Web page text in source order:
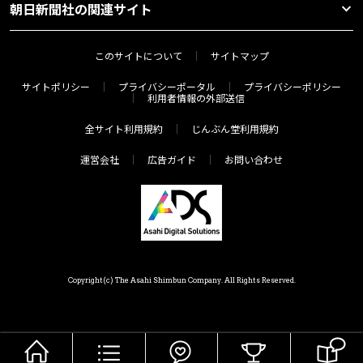
朝日新聞社の関連サイト
このサイトについて サイトマップ
サイトポリシー プライバシーポータル
プライバシーポリシー
利用者情報の外部送信
全サイト利用規約 じんぶん堂利用規約
運営会社 広告ガイド お問い合わせ
Copyright(c) The Asahi Shimbun Company. All Rights Reserved.